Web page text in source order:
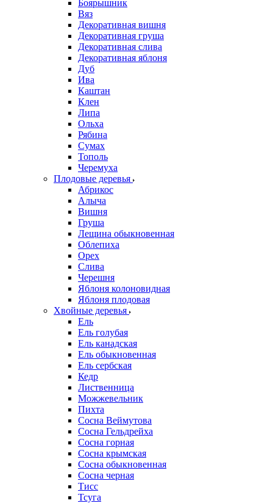
Боярышник
Вяз
Декоративная вишня
Декоративная груша
Декоративная слива
Декоративная яблоня
Дуб
Ива
Каштан
Клен
Липа
Ольха
Рябина
Сумах
Тополь
Черемуха
Плодовые деревья
Абрикос
Алыча
Вишня
Груша
Лещина обыкновенная
Облепиха
Орех
Слива
Черешня
Яблоня колоновидная
Яблоня плодовая
Хвойные деревья
Ель
Ель голубая
Ель канадская
Ель обыкновенная
Ель сербская
Кедр
Лиственница
Можжевельник
Пихта
Сосна Веймутова
Сосна Гельдрейха
Сосна горная
Сосна крымская
Сосна обыкновенная
Сосна черная
Тисс
Тсуга